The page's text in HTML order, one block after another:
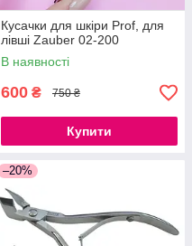
Кусачки для шкіри Prof, для
лівші Zauber 02-200
В наявності
600 ₴ 750 ₴
Купити
–20%